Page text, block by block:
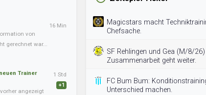
von
gerechnet war...
16 Min
Trainer
angezeigt
1 Std
+1
Magicstars macht
Chefsache.
SF Rehlingen und Gea (M/8/
Zusammenarbeit geht weiter.
FC Bum Bum:
Unterschied machen.